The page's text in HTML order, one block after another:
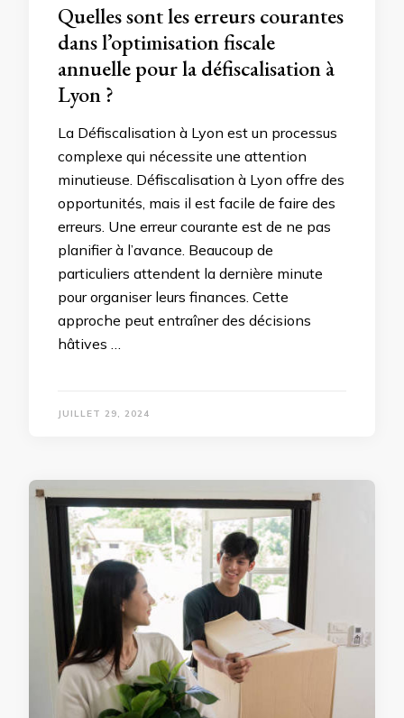
Quelles sont les erreurs courantes
dans l’optimisation fiscale
annuelle pour la défiscalisation à
Lyon ?
La Défiscalisation à Lyon est un processus
complexe qui nécessite une attention
minutieuse. Défiscalisation à Lyon offre des
opportunités, mais il est facile de faire des
erreurs. Une erreur courante est de ne pas
planifier à l’avance. Beaucoup de
particuliers attendent la dernière minute
pour organiser leurs finances. Cette
approche peut entraîner des décisions
hâtives …
JUILLET 29, 2024